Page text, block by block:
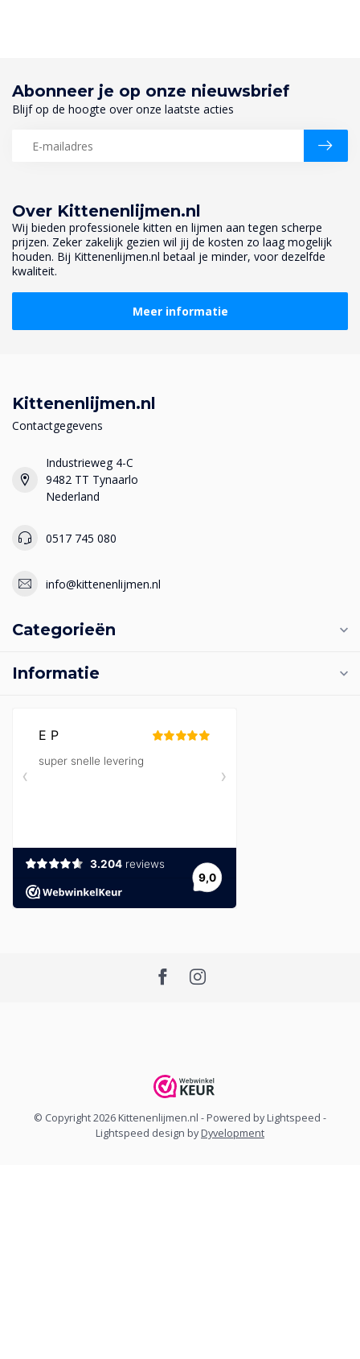
Over Kittenenlijmen.nl
Wij bieden professionele kitten en lijmen aan tegen scherpe
prijzen. Zeker zakelijk gezien wil jij de kosten zo laag mogelijk
houden. Bij Kittenenlijmen.nl betaal je minder, voor dezelfde
kwaliteit.
Meer informatie
Abonneer je op onze nieuwsbrief
Blijf op de hoogte over onze laatste acties
Kittenenlijmen.nl
Contactgegevens
Industrieweg 4-C
9482 TT Tynaarlo
Nederland
0517 745 080
info@kittenenlijmen.nl
Categorieën
Informatie
© Copyright 2026 Kittenenlijmen.nl - Powered by Lightspeed -
Lightspeed design by Dyvelopment